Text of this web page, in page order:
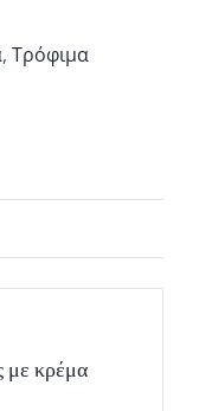
, Τρόφιμα
με κρέμα